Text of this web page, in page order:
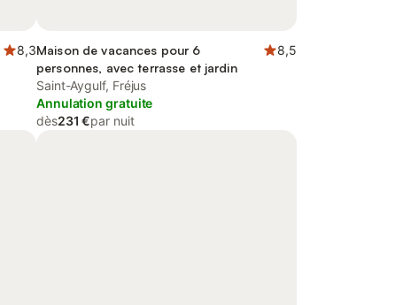
8,3Maison de vacances pour 6
personnes, avec terrasse et jardin
8,5
Saint-Aygulf, Fréjus
Annulation gratuite
dès231 €par nuit